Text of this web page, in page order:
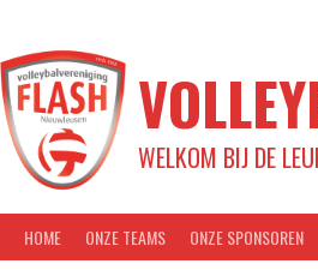
inhoud
WELKOM BIJ DE
HOME ONZE TEAMS ONZE SPONSOREN